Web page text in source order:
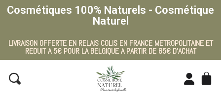
Cosmétiques 100% Naturels - Cosmétique
Naturel
LIVRAISON OFFERTE EN RELAIS COLIS EN FRANCE METROPOLITAINE ET
REDUIT A 5€ POUR LA BELGIQUE A PARTIR DE 65€ D'ACHAT